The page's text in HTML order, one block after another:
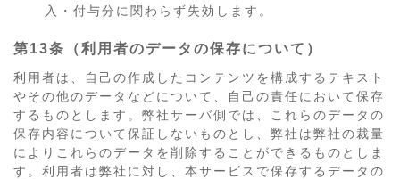
入・付与分に関わらず失効します。
第13条（利用者のデータの保存について）
利用者は、自己の作成したコンテンツを構成するテキスト
やその他のデータなどについて、自己の責任において保存
するものとします。弊社サーバ側では、これらのデータの
保存内容について保証しないものとし、弊社は弊社の裁量
によりこれらのデータを削除することができるものとしま
す。利用者は弊社に対し、本サービスで保存するデータの